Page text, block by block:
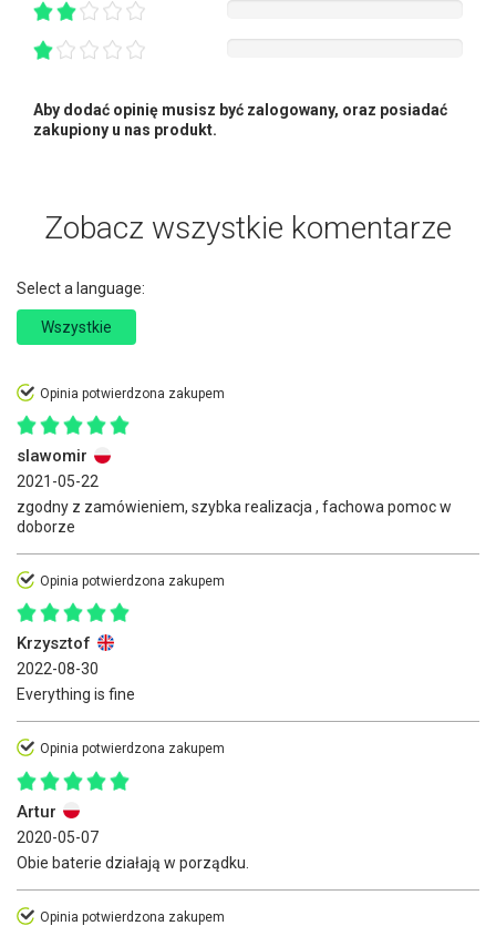
Aby dodać opinię musisz być zalogowany, oraz posiadać
zakupiony u nas produkt.
Zobacz wszystkie komentarze
Select a language:
Wszystkie
Opinia potwierdzona zakupem
slawomir
2021-05-22
zgodny z zamówieniem, szybka realizacja , fachowa pomoc w
doborze
Opinia potwierdzona zakupem
Krzysztof
2022-08-30
Everything is fine
Opinia potwierdzona zakupem
Artur
2020-05-07
Obie baterie działają w porządku.
Opinia potwierdzona zakupem